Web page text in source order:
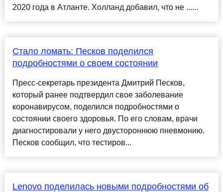
2020 года в Атланте. Холланд добавил, что не ......
Стало ломать: Песков поделился
подробностями о своем состоянии
Пресс-секретарь президента Дмитрий Песков,
который ранее подтвердил свое заболевание
коронавирусом, поделился подробностями о
состоянии своего здоровья. По его словам, врачи
диагностировали у него двустороннюю пневмонию.
Песков сообщил, что тестиров...
Lenovo поделилась новыми подробностями об